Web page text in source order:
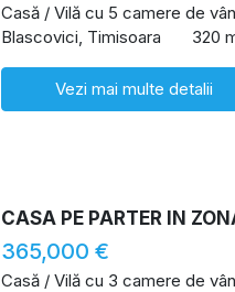
Casă / Vilă cu 5 camere de
Blascovici, Timisoara
320
Vezi mai multe detalii
CASA PE PARTER IN
365,000 €
Casă / Vilă cu 3 camere de